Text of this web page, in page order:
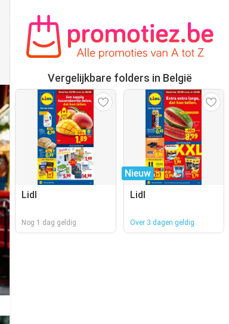
Vergelijkbare folders in België
Lidl
Nog 1 dag geldig
Nieuw
Lidl
Over 3 dagen geldig